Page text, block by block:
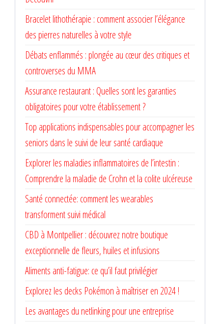
Bracelet lithothérapie : comment associer l’élégance
des pierres naturelles à votre style
Débats enflammés : plongée au cœur des critiques et
controverses du MMA
Assurance restaurant : Quelles sont les garanties
obligatoires pour votre établissement ?
Top applications indispensables pour accompagner les
seniors dans le suivi de leur santé cardiaque
Explorer les maladies inflammatoires de l’intestin :
Comprendre la maladie de Crohn et la colite ulcéreuse
Santé connectée: comment les wearables
transforment suivi médical
CBD à Montpellier : découvrez notre boutique
exceptionnelle de fleurs, huiles et infusions
Aliments anti-fatigue: ce qu’il faut privilégier
Explorez les decks Pokémon à maîtriser en 2024 !
Les avantages du netlinking pour une entreprise